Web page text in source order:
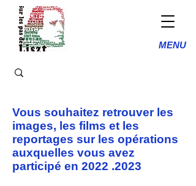
MENU
Vous souhaitez retrouver les
images, les films et les
reportages sur les opérations
auxquelles vous avez
participé en 2022 .2023